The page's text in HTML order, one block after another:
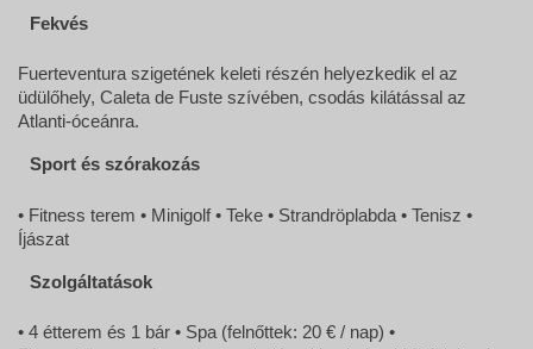
Fekvés
Fuerteventura szigetének keleti részén helyezkedik el az
üdülőhely, Caleta de Fuste szívében, csodás kilátással az
Atlanti-óceánra.
Sport és szórakozás
• Fitness terem • Minigolf • Teke • Strandröplabda • Tenisz •
Íjászat
Szolgáltatások
• 4 étterem és 1 bár • Spa (felnőttek: 20 € / nap) •